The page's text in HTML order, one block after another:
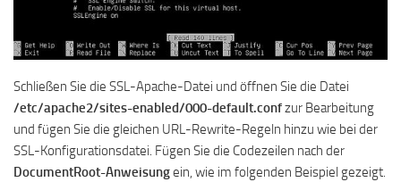
Schließen Sie die SSL-Apache-Datei und öffnen Sie die Datei
/etc/apache2/sites-enabled/000-default.confzur Bearbeitung
und fügen Sie die gleichen URL-Rewrite-Regeln hinzu wie bei der
SSL-Konfigurationsdatei. Fügen Sie die Codezeilen nach der
DocumentRoot-Anweisungein, wie im folgenden Beispiel gezeigt.